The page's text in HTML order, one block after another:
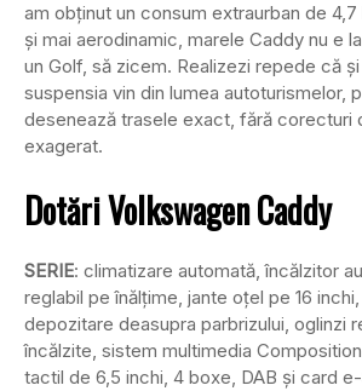
am obținut un consum extraurban de 4,7
și mai aerodinamic, marele Caddy nu e
un Golf, să zicem. Realizezi repede că
suspensia vin din lumea autoturismelor,
desenează trasele exact, fără corecturi
exagerat.
Dotări Volkswagen Caddy
SERIE: climatizare automată, încălzitor
reglabil pe înălțime, jante oțel pe 16
depozitare deasupra parbrizului, oglinzi
încălzite, sistem multimedia
tactil de 6,5 inchi, 4 boxe, DAB și card e-